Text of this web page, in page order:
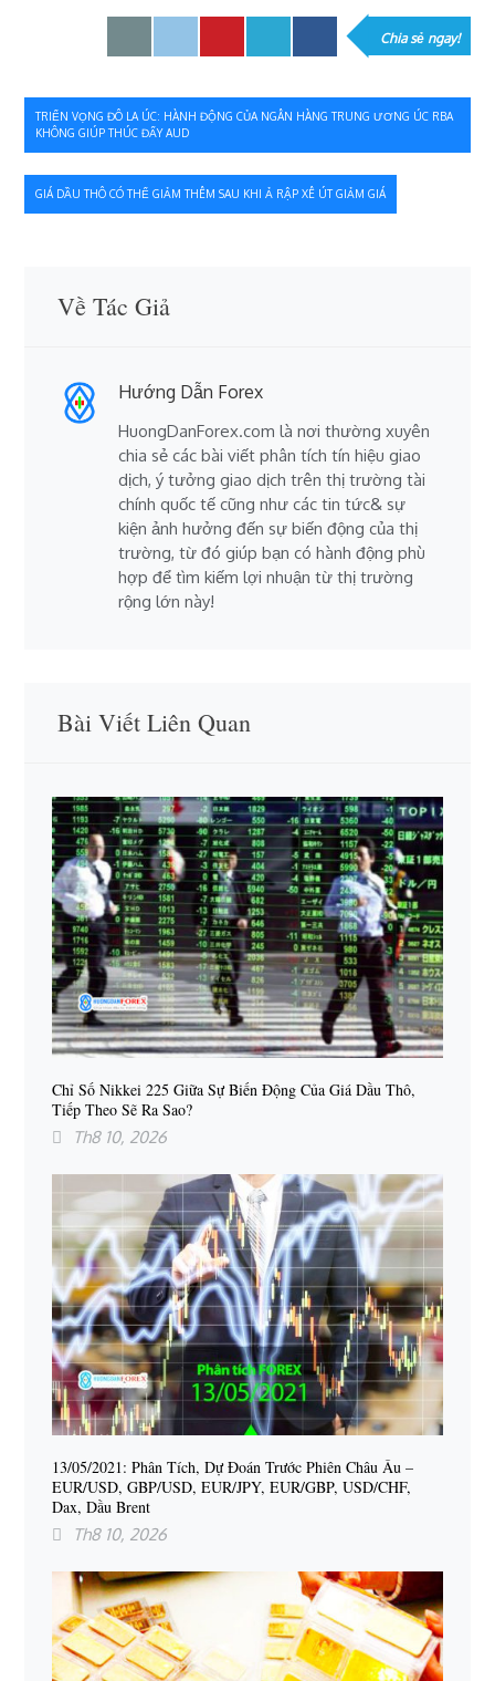
Chia sẻ ngay!
Điều
hướng
bài
TRIỂN VỌNG ĐÔ LA ÚC: HÀNH ĐỘNG CỦA NGÂN HÀNG TRUNG ƯƠNG ÚC RBA
KHÔNG GIÚP THÚC ĐẨY AUD
GIÁ DẦU THÔ CÓ THỂ GIẢM THÊM SAU KHI Ả RẬP XÊ ÚT GIẢM GIÁ
Về Tác Giả
Hướng Dẫn Forex
HuongDanForex.com là nơi thường xuyên
chia sẻ các bài viết phân tích tín hiệu giao
dịch, ý tưởng giao dịch trên thị trường tài
chính quốc tế cũng như các tin tức& sự
kiện ảnh hưởng đến sự biến động của thị
trường, từ đó giúp bạn có hành động phù
hợp để tìm kiếm lợi nhuận từ thị trường
rộng lớn này!
Bài Viết Liên Quan
Chỉ Số Nikkei 225 Giữa Sự Biến Động Của Giá Dầu Thô,
Tiếp Theo Sẽ Ra Sao?
Th8 10, 2026
13/05/2021: Phân Tích, Dự Đoán Trước Phiên Châu Âu –
EUR/USD, GBP/USD, EUR/JPY, EUR/GBP, USD/CHF,
Dax, Dầu Brent
Th8 10, 2026